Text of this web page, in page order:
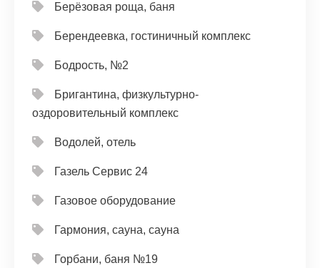
Берёзовая роща, баня
Берендеевка, гостиничный комплекс
Бодрость, №2
Бригантина, физкультурно-
оздоровительный комплекс
Водолей, отель
Газель Сервис 24
Газовое оборудование
Гармония, сауна, сауна
Горбани, баня №19